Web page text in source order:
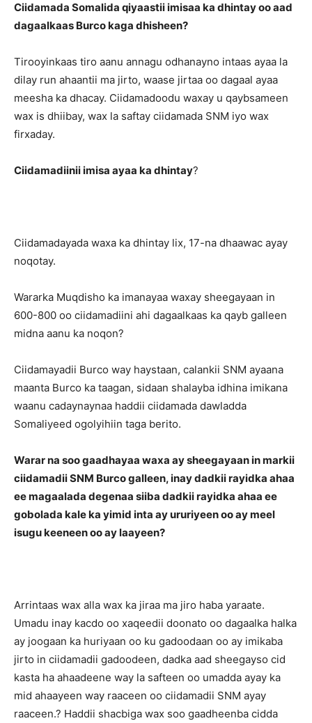
Ciidamada Somalida qiyaastii imisaa ka dhintay oo aad
dagaalkaas Burco kaga dhisheen?
Tirooyinkaas tiro aanu annagu odhanayno intaas ayaa la
dilay run ahaantii ma jirto, waase jirtaa oo dagaal ayaa
meesha ka dhacay. Ciidamadoodu waxay u qaybsameen
wax is dhiibay, wax la saftay ciidamada SNM iyo wax
firxaday.
Ciidamadiinii imisa ayaa ka dhintay?
Ciidamadayada waxa ka dhintay lix, 17-na dhaawac ayay
noqotay.
Wararka Muqdisho ka imanayaa waxay sheegayaan in
600-800 oo ciidamadiini ahi dagaalkaas ka qayb galleen
midna aanu ka noqon?
Ciidamayadii Burco way haystaan, calankii SNM ayaana
maanta Burco ka taagan, sidaan shalayba idhina imikana
waanu cadaynaynaa haddii ciidamada dawladda
Somaliyeed ogolyihiin taga berito.
Warar na soo gaadhayaa waxa ay sheegayaan in markii
ciidamadii SNM Burco galleen, inay dadkii rayidka ahaa
ee magaalada degenaa siiba dadkii rayidka ahaa ee
gobolada kale ka yimid inta ay ururiyeen oo ay meel
isugu keeneen oo ay laayeen?
Arrintaas wax alla wax ka jiraa ma jiro haba yaraate.
Umadu inay kacdo oo xaqeedii doonato oo dagaalka halka
ay joogaan ka huriyaan oo ku gadoodaan oo ay imikaba
jirto in ciidamadii gadoodeen, dadka aad sheegayso cid
kasta ha ahaadeene way la safteen oo umadda ayay ka
mid ahaayeen way raaceen oo ciidamadii SNM ayay
raaceen.? Haddii shacbiga wax soo gaadheenba cidda